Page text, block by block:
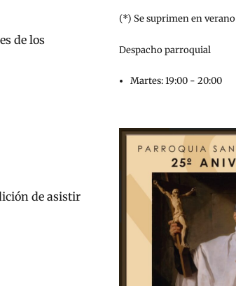
de los
de asistir
(*) Se suprimen en verano
Despacho parroquial
Martes: 19:00 - 20:00